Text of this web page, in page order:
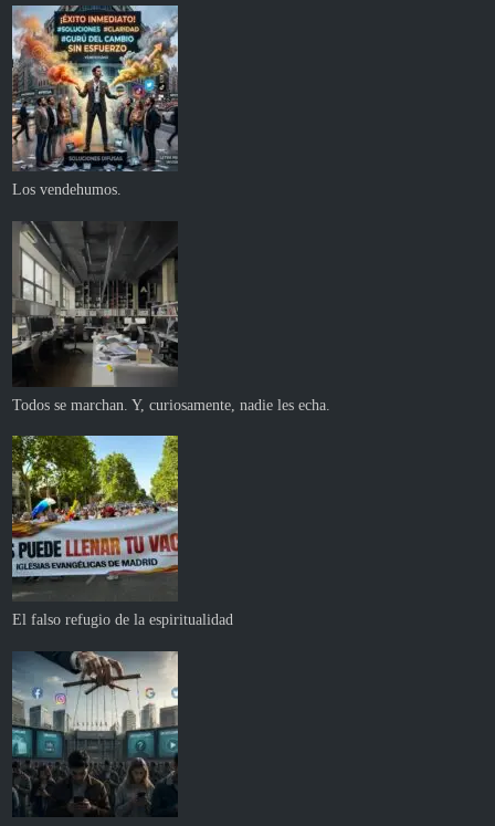
Los vendehumos.
Todos se marchan. Y, curiosamente, nadie les echa.
El falso refugio de la espiritualidad